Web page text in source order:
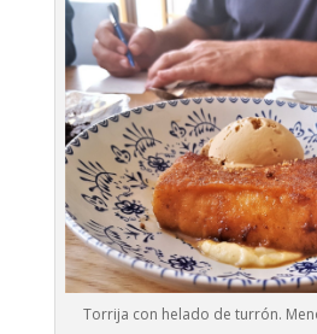
Torrija con helado de turrón.